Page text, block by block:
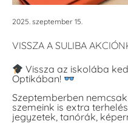
2025. szeptember 15.
VISSZA A SULIBA
Vissza az iskolába
Optikában!
Szeptemberben
szemeink is extra
jegyzetek, tanórák,